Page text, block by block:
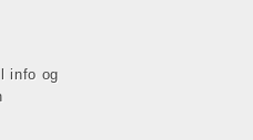
info og